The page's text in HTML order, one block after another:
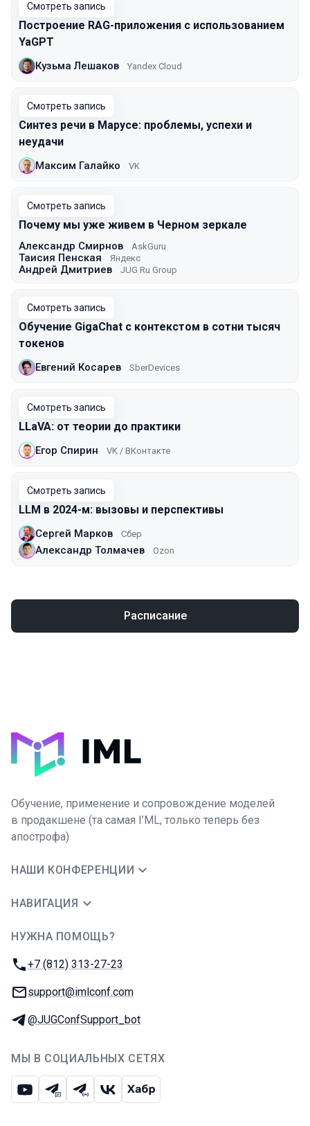
Смотреть запись
Построение RAG-приложения с использованием
YaGPT
Кузьма Лешаков Yandex Cloud
Смотреть запись
Синтез речи в Марусе: проблемы, успехи и
неудачи
Максим Галайко VK
Смотреть запись
Почему мы уже живем в Черном зеркале
Александр Смирнов AskGuru
Таисия Пенская Яндекс
Андрей Дмитриев JUG Ru Group
Смотреть запись
Обучение GigaChat с контекстом в сотни тысяч
токенов
Евгений Косарев SberDevices
Смотреть запись
LLaVA: от теории до практики
Егор Спирин VK / ВКонтакте
Смотреть запись
LLM в 2024-м: вызовы и перспективы
Сергей Марков Сбер
Александр Толмачев Ozon
Расписание
Обучение, применение и сопровождение моделей
в продакшене (та самая I’ML, только теперь без
апострофа)
НАШИ КОНФЕРЕНЦИИ
НАВИГАЦИЯ
НУЖНА ПОМОЩЬ?
Телефон:
+7 (812) 313-27-23
E-mail:
support@imlconf.com
Телеграм:
@JUGConfSupport_bot
МЫ В СОЦИАЛЬНЫХ СЕТЯХ
ЮтубТелеграм-чат
Телеграм-канал
ВКонтакте
Хабр